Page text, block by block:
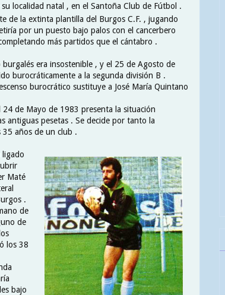
localidad natal , en el Santoña Club de Fútbol .
de la extinta plantilla del Burgos C.F. , jugando
por un puesto bajo palos con el cancerbero
más partidos que el cántabro .
era insostenible , y el 25 de Agosto de
burocráticamente a la segunda división B .
burocrático sustituye a José María Quintano
de Mayo de 1983 presenta la situación
antiguas pesetas . Se decide por tanto la
35 años de un club .
ligado
Maté
.
de
de
los 38
bajo